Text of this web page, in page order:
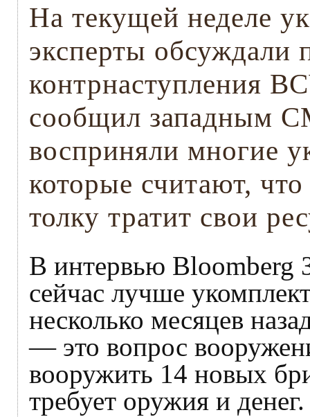
На текущей неделе
эксперты обсуждали
контрнаступления
сообщил западным
восприняли многие
которые считают,
толку тратит свои
В интервью Bloomberg
сейчас лучше
несколько месяцев
— это вопрос
вооружить 14 новых
требует оружия и денег.